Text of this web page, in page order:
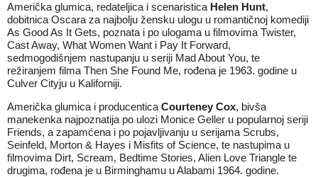
Američka glumica, redateljica i scenaristica Helen Hunt,
dobitnica Oscara za najbolju žensku ulogu u romantičnoj komediji
As Good As It Gets, poznata i po ulogama u filmovima Twister,
Cast Away, What Women Want i Pay It Forward,
sedmogodišnjem nastupanju u seriji Mad About You, te
režiranjem filma Then She Found Me, rođena je 1963. godine u
Culver Cityju u Kaliforniji.
Američka glumica i producentica Courteney Cox, bivša
manekenka najpoznatija po ulozi Monice Geller u popularnoj seriji
Friends, a zapamćena i po pojavljivanju u serijama Scrubs,
Seinfeld, Morton & Hayes i Misfits of Science, te nastupima u
filmovima Dirt, Scream, Bedtime Stories, Alien Love Triangle te
drugima, rođena je u Birminghamu u Alabami 1964. godine.